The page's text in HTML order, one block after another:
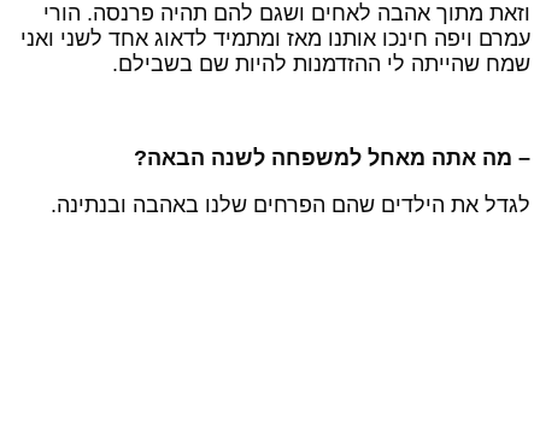
מתוך אהבה לאחים ושגם להם תהיה פרנסה. הורי
ויפה חינכו אותנו מאז ומתמיד לדאוג אחד לשני ואני
שהייתה לי ההזדמנות להיות שם בשבילם.
מה אתה מאחל למשפחה לשנה הבאה?
את הילדים שהם הפרחים שלנו באהבה ובנתינה.